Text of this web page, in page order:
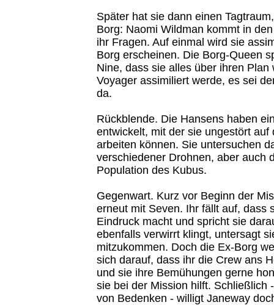
Später hat sie dann einen
Borg: Naomi Wildman kommt in
ihr Fragen. Auf einmal wird sie
Borg erscheinen. Die Borg-Queen
Nine, dass sie alles über ihren Plan
Voyager assimiliert werde, es sei
da.
Rückblende. Die Hansens haben
entwickelt, mit der sie ungestört auf
arbeiten können. Sie untersuchen
verschiedener Drohnen, aber auch
Population des Kubus.
Gegenwart. Kurz vor Beginn der
erneut mit Seven. Ihr fällt auf, dass
Eindruck macht und spricht sie
ebenfalls verwirrt klingt, untersagt
mitzukommen. Doch die Ex-Borg
sich darauf, dass ihr die Crew ans
und sie ihre Bemühungen gerne
sie bei der Mission hilft. Schließlich
von Bedenken - willigt Janeway